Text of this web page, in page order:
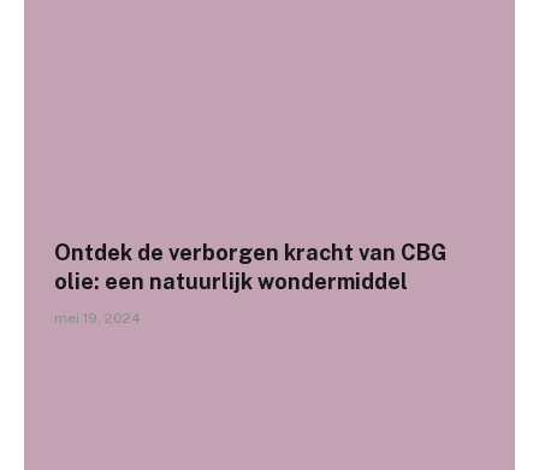
Ontdek de verborgen kracht van CBG
olie: een natuurlijk wondermiddel
mei 19, 2024